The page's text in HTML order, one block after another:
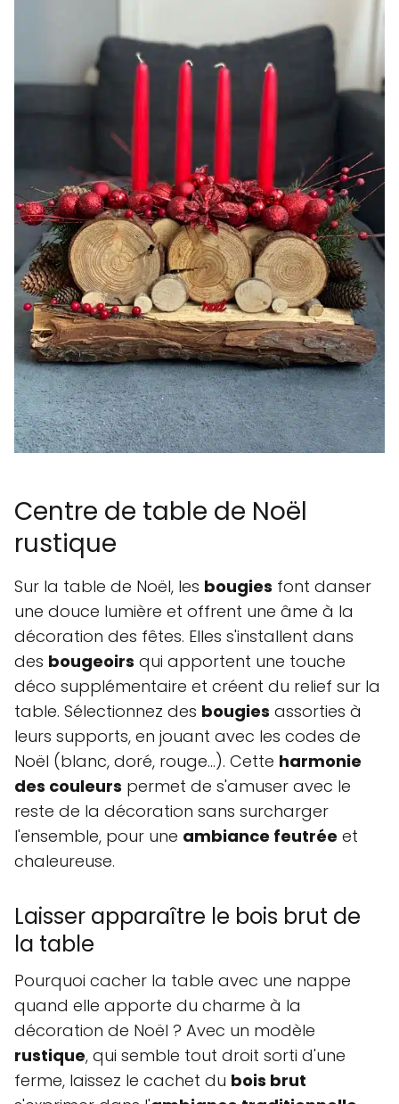
Centre de table de Noël
rustique
Sur la table de Noël, les bougies font danser
une douce lumière et offrent une âme à la
décoration des fêtes. Elles s'installent dans
des bougeoirs qui apportent une touche
déco supplémentaire et créent du relief sur la
table. Sélectionnez des bougies assorties à
leurs supports, en jouant avec les codes de
Noël (blanc, doré, rouge...). Cette harmonie
des couleurs permet de s'amuser avec le
reste de la décoration sans surcharger
l'ensemble, pour une ambiance feutrée et
chaleureuse.
Laisser apparaître le bois brut de
la table
Pourquoi cacher la table avec une nappe
quand elle apporte du charme à la
décoration de Noël ? Avec un modèle
rustique, qui semble tout droit sorti d'une
ferme, laissez le cachet du bois brut